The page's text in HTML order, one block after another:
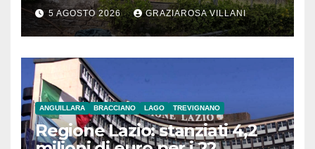
5 AGOSTO 2026 GRAZIAROSA VILLANI
ANGUILLARA BRACCIANO LAGO TREVIGNANO
Regione Lazio: stanziati 4,2